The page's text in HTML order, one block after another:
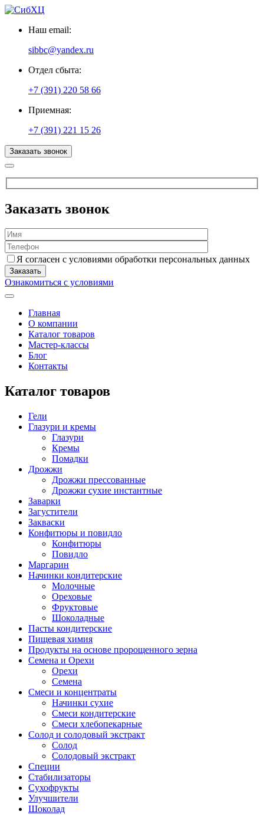
Наш email:
sibbc@yandex.ru
Отдел сбыта:
+7 (391) 220 58 66
Приемная:
+7 (391) 221 15 26
Заказать звонок
Заказать звонок
Я согласен с условиями обработки персональных данных
Ознакомиться с условиями
Главная
О компании
Каталог товаров
Мастер-классы
Блог
Контакты
Каталог товаров
Гели
Глазури и кремы
Глазури
Кремы
Помадки
Дрожжи
Дрожжи прессованные
Дрожжи сухие инстантные
Заварки
Загустители
Закваски
Конфитюры и повидло
Конфитюры
Повидло
Маргарин
Начинки кондитерские
Молочные
Ореховые
Фруктовые
Шоколадные
Пасты кондитерские
Пищевая химия
Продукты на основе пророщенного зерна
Семена и Орехи
Орехи
Семена
Смеси и концентраты
Начинки сухие
Смеси кондитерские
Смеси хлебопекарные
Солод и солодовый экстракт
Солод
Солодовый экстракт
Специи
Стабилизаторы
Сухофрукты
Улучшители
Шоколад